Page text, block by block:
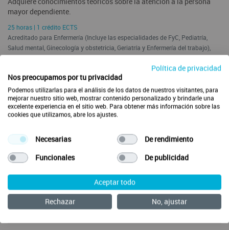
mayor dependiente.
25 horas | 1 crédito ECTS
Acreditado para Enfermería (Incluye las especialidades de FyC, Pediatría,
Salud mental, Ginecología y obstetricia, Geriatría y Enfermería del trabajo),
TCAEs, Medicina, Fisioterapia, Podología, Farmacia, Terapia Ocupacional,
Psicología Clínica, Técnicos en Emergencias Sanitarias.
Esta formación está acreditada con créditos ECTS por:
Comenzar
OBJETIVOS
Política de privacidad
Nos preocupamos por tu privacidad
Podemos utilizarlas para el análisis de los datos de nuestros visitantes, para
mejorar nuestro sitio web, mostrar contenido personalizado y brindarle una
excelente experiencia en el sitio web. Para obtener más información sobre las
cookies que utilizamos, abre los ajustes.
Necesarias
De rendimiento
Funcionales
De publicidad
Aceptar todo
Rechazar
No, ajustar